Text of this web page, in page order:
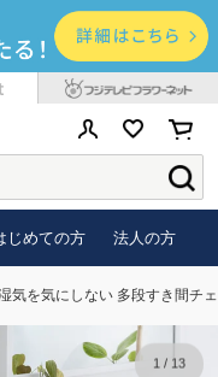
じめての方 法人の方
気を気にしない 多段すき間チ
1 / 13